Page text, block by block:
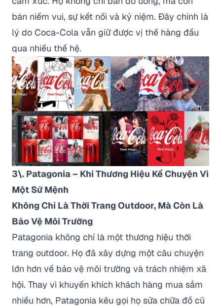
bán niềm vui, sự kết nối và kỷ niệm. Đây chính là
lý do Coca-Cola vẫn giữ được vị thế hàng đầu
qua nhiều thế hệ.
3\. Patagonia – Khi Thương Hiệu Kể Chuyện Vì
Một Sứ Mệnh
Không Chỉ Là Thời Trang Outdoor, Mà Còn Là
Bảo Vệ Môi Trường
Patagonia không chỉ là một thương hiệu thời
trang outdoor. Họ đã xây dựng một câu chuyện
lớn hơn về bảo vệ môi trường và trách nhiệm xã
hội. Thay vì khuyến khích khách hàng mua sắm
nhiều hơn, Patagonia kêu gọi họ sửa chữa đồ cũ